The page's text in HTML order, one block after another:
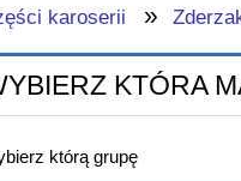
karoserii »
KTÓRA
którą grupę